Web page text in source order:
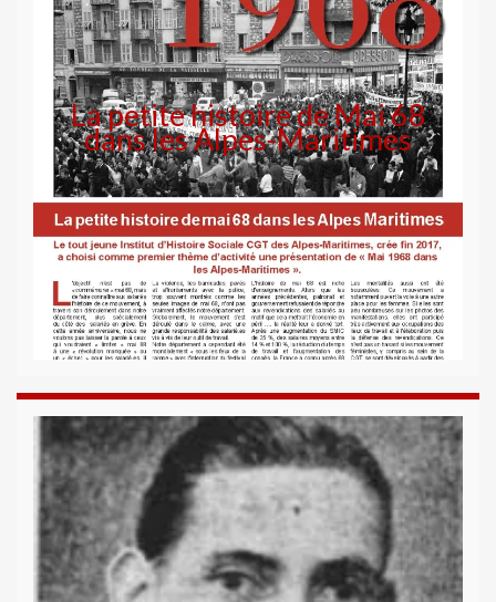
La petite histoire de Mai 68
dans les Alpes-Maritimes